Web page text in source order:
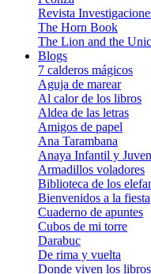
Revista
The Horn Book
The Lion and the
Blogs
7 calderos mágicos
Aguja de marear
Al calor de los libros
Aldea de las letras
Amigos de papel
Ana Tarambana
Anaya Infantil y
Armadillos voladores
Biblioteca de los
Bienvenidos a la fiesta
Cuaderno de apuntes
Cubos de mi torre
Darabuc
De rima y vuelta
Donde viven los libros